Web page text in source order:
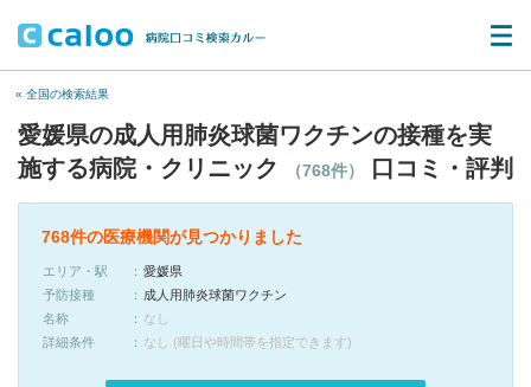
« 全国の検索結果
愛媛県の成人用肺炎球菌ワクチンの接種を実
施する病院・クリニック
（768件） 口コミ・評判
768件の医療機関が見つかりました
エリア・駅
愛媛県
予防接種
成人用肺炎球菌ワクチン
名称
なし
詳細条件
なし (曜日や時間帯を指定できます)